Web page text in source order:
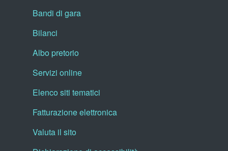
Bandi di gara
Bilanci
Albo pretorio
Servizi online
Elenco siti tematici
Fatturazione elettronica
Valuta il sito